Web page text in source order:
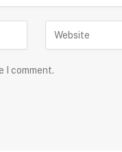
I comment.